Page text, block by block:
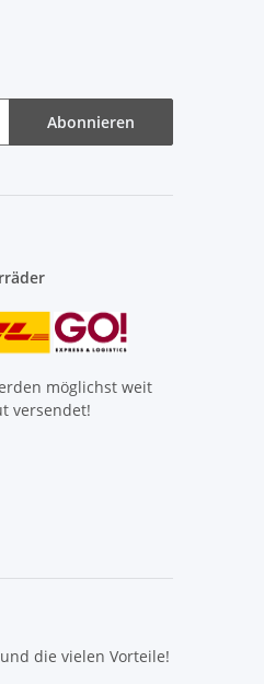
Abonnieren
möglichst weit
versendet!
die vielen Vorteile!